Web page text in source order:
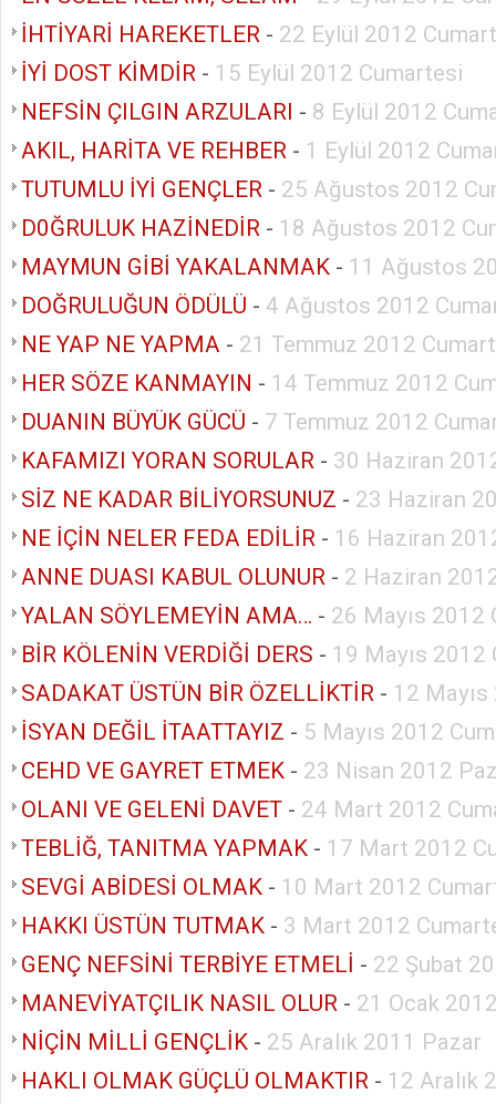
İHTİYARİ HAREKETLER - 22 Eylül 2012
İYİ DOST KİMDİR - 15 Eylül 2012 Cumartesi
NEFSİN ÇILGIN ARZULARI - 8 Eylül 2012
AKIL, HARİTA VE REHBER - 1 Eylül 2012
TUTUMLU İYİ GENÇLER - 25 Ağustos 2012
D0ĞRULUK HAZİNEDİR - 18 Ağustos 2012
MAYMUN GİBİ YAKALANMAK - 11 Ağustos
DOĞRULUĞUN ÖDÜLÜ - 4 Ağustos 2012
NE YAP NE YAPMA - 21 Temmuz 2012
HER SÖZE KANMAYIN - 14 Temmuz 2012
DUANIN BÜYÜK GÜCÜ - 7 Temmuz 2012
KAFAMIZI YORAN SORULAR - 30 Haziran
SİZ NE KADAR BİLİYORSUNUZ - 23 Haziran
NE İÇİN NELER FEDA EDİLİR - 16 Haziran
ANNE DUASI KABUL OLUNUR - 2 Haziran
YALAN SÖYLEMEYİN AMA… - 26 Mayıs 2012
BİR KÖLENİN VERDİĞİ DERS - 19 Mayıs 2012
SADAKAT ÜSTÜN BİR ÖZELLİKTİR - 12
İSYAN DEĞİL İTAATTAYIZ - 5 Mayıs 2012
CEHD VE GAYRET ETMEK - 23 Nisan 2012
OLANI VE GELENİ DAVET - 24 Mart 2012
TEBLİĞ, TANITMA YAPMAK - 17 Mart 2012
SEVGİ ABİDESİ OLMAK - 10 Mart 2012
HAKKI ÜSTÜN TUTMAK - 3 Mart 2012
GENÇ NEFSİNİ TERBİYE ETMELİ - 22 Şubat
MANEVİYATÇILIK NASIL OLUR - 21 Ocak
NİÇİN MİLLİ GENÇLİK - 25 Aralık 2011 Pazar
HAKLI OLMAK GÜÇLÜ OLMAKTIR - 12 Aralık